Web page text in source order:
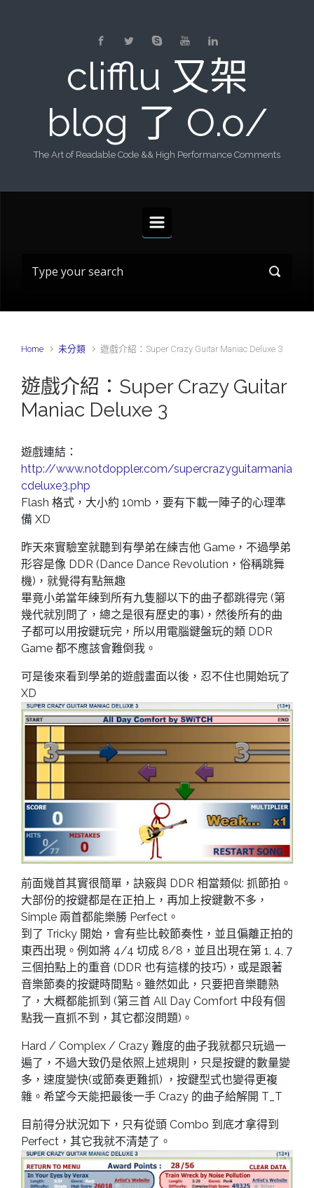
clifflu 又架
blog 了 O.o/
The Art of Readable Code && High Performance Comments
Home 未分類 遊戲介紹：Super Crazy Guitar Maniac Deluxe 3
遊戲介紹：Super Crazy Guitar
Maniac Deluxe 3
遊戲連結：
http://www.notdoppler.com/supercrazyguitarmania
cdeluxe3.php
Flash 格式，大小約 10mb，要有下載一陣子的心理準
備 XD
昨天來實驗室就聽到有學弟在練吉他 Game，不過學弟
形容是像 DDR (Dance Dance Revolution，俗稱跳舞
機)，就覺得有點無趣
畢竟小弟當年練到所有九隻腳以下的曲子都跳得完 (第
幾代就別問了，總之是很有歷史的事)，然後所有的曲
子都可以用按鍵玩完，所以用電腦鍵盤玩的類 DDR
Game 都不應該會難倒我。
可是後來看到學弟的遊戲畫面以後，忍不住也開始玩了
XD
前面幾首其實很簡單，訣竅與 DDR 相當類似: 抓節拍。
大部份的按鍵都是在正拍上，再加上按鍵數不多，
Simple 兩首都能樂勝 Perfect。
到了 Tricky 開始，會有些比較節奏性，並且偏離正拍的
東西出現。例如將 4/4 切成 8/8，並且出現在第 1, 4, 7
三個拍點上的重音 (DDR 也有這樣的技巧)，或是跟著
音樂節奏的按鍵時間點。雖然如此，只要把音樂聽熟
了，大概都能抓到 (第三首 All Day Comfort 中段有個
點我一直抓不到，其它都沒問題)。
Hard / Complex / Crazy 難度的曲子我就都只玩過一
遍了，不過大致仍是依照上述規則，只是按鍵的數量變
多，速度變快(或節奏更難抓) ，按鍵型式也變得更複
雜。希望今天能把最後一手 Crazy 的曲子給解開 T_T
目前得分狀況如下，只有從頭 Combo 到底才拿得到
Perfect，其它我就不清楚了。